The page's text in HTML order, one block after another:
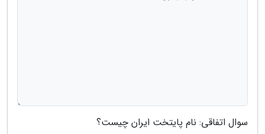
سوال اتفاقی: نام پایتخت ایران چیست؟